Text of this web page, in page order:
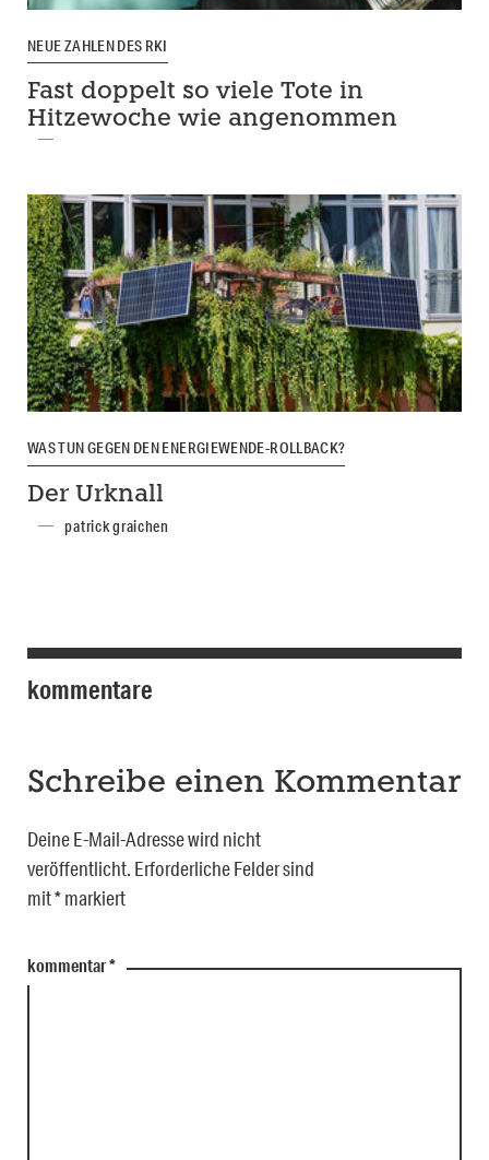
NEUE ZAHLEN DES RKI
Fast doppelt so viele Tote in
Hitzewoche wie angenommen
WAS TUN GEGEN DEN ENERGIEWENDE-ROLLBACK?
Der Urknall
patrick graichen
kommentare
Schreibe einen Kommentar
Deine E-Mail-Adresse wird nicht
veröffentlicht. Erforderliche Felder sind
mit*markiert
kommentar*